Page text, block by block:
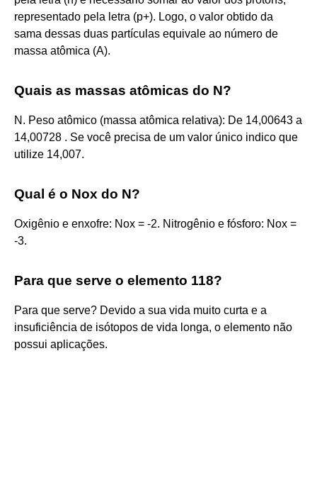
representado pela letra (p+). Logo, o valor obtido da
sama dessas duas partículas equivale ao número de
massa atômica (A).
Quais as massas atômicas do N?
N. Peso atômico (massa atômica relativa): De 14,00643 a
14,00728 . Se você precisa de um valor único indico que
utilize 14,007.
Qual é o Nox do N?
Oxigênio e enxofre: Nox = -2. Nitrogênio e fósforo: Nox =
-3.
Para que serve o elemento 118?
Para que serve? Devido a sua vida muito curta e a
insuficiência de isótopos de vida longa, o elemento não
possui aplicações.